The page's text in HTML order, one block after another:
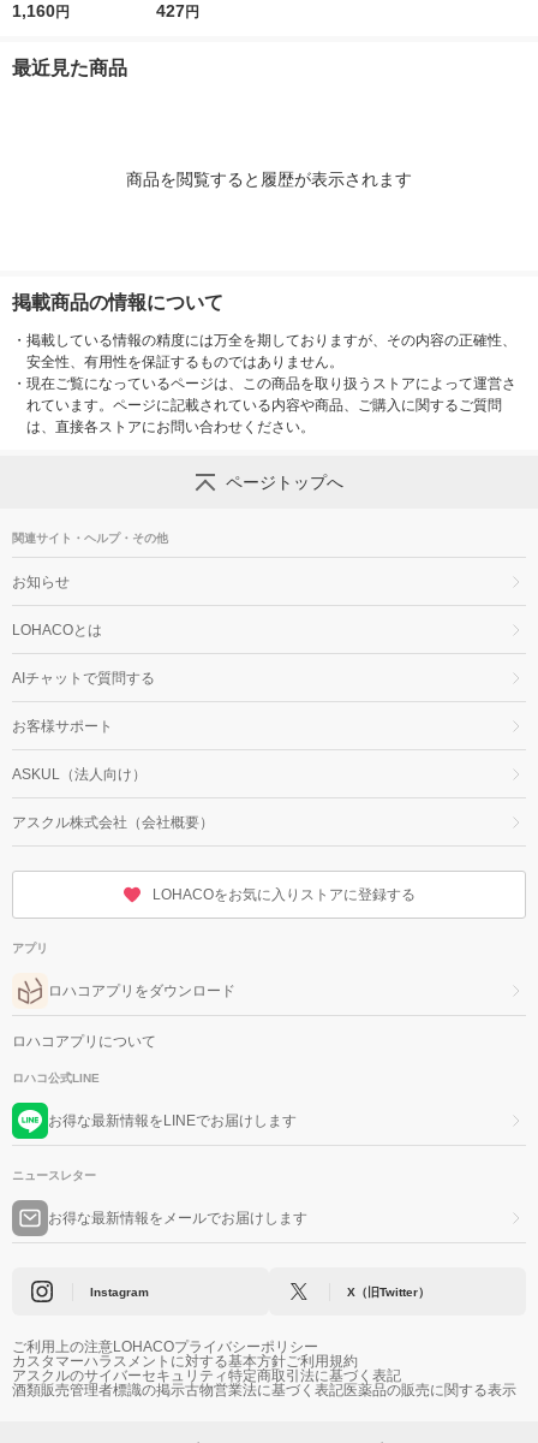
739200 1袋(100枚入)
1,160円
枚入 6751700 1袋(10
427円
最近見た商品
商品を閲覧すると履歴が表示されます
掲載商品の情報について
・ 掲載している情報の精度には万全を期しておりますが、その内容の正確性、
安全性、有用性を保証するものではありません。
・ 現在ご覧になっているページは、この商品を取り扱うストアによって運営さ
れています。ページに記載されている内容や商品、ご購入に関するご質問
は、直接各ストアにお問い合わせください。
ページトップへ
関連サイト・ヘルプ・その他
お知らせ
LOHACOとは
AIチャットで質問する
お客様サポート
ASKUL（法人向け）
アスクル株式会社（会社概要）
LOHACOをお気に入りストアに登録する
アプリ
ロハコアプリをダウンロード
ロハコアプリについて
ロハコ公式LINE
お得な最新情報をLINEでお届けします
ニュースレター
お得な最新情報をメールでお届けします
Instagram X（旧Twitter）
ご利用上の注意LOHACOプライバシーポリシー
カスタマーハラスメントに対する基本方針ご利用規約
アスクルのサイバーセキュリティ特定商取引法に基づく表記
酒類販売管理者標識の掲示古物営業法に基づく表記医薬品の販売に関する表示